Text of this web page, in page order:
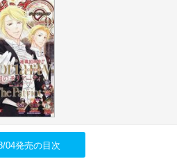
04発売の目次